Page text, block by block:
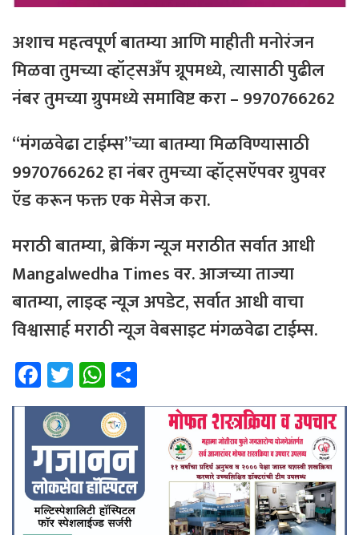
अशाच महत्वपूर्ण बातम्या आणि माहीती मनोरंजन
मिळवा तुमच्या व्हॉट्सअँप ग्रूपमध्ये, त्यासाठीपुढील
नंबरतुमच्याग्रुपमध्येसमाविष्टकरा – 9970766262
“मंगळवेढा टाईम्स”च्या बातम्या मिळविण्यासाठी
9970766262 हा नंबर तुमच्या व्हॉट्सऍपवर ग्रुपवर
ऍडकरून फक्तएकमेसेज करा.
मराठीबातम्या,ब्रेकिंगन्यूजमराठीतसर्वातआधी
Mangalwedha Timesवर. आजच्या ताज्या
बातम्या, लाइव्ह न्यूज अपडेट, सर्वात आधी वाचा
विश्वासार्ह मराठी न्यूज वेबसाइट मंगळवेढा टाईम्स.
Fa
ce
b
o
ok
T
wi
er
W
h
at
sA
p
p
ar